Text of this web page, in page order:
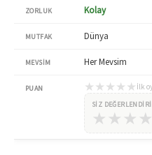
ZORLUK Kolay
MUTFAK Dünya
MEVSIM Her Mevsim
PUAN ★ ★ ★ ★ ★ İlk
SIZ
★ ★ ★ ★